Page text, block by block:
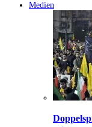
Medien